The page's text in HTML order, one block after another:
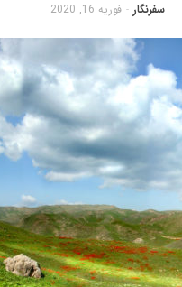
سفرنگار - فوریه 16, 2020